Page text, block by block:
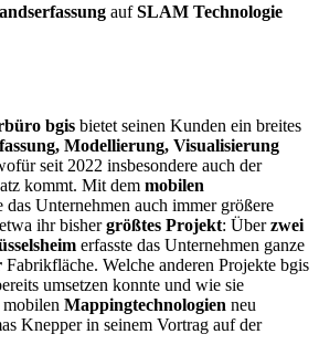
aufSLAM Technologie
bgis bietet seinen Kunden ein breites
Modellierung, Visualisierung
seit 2022 insbesondere auch der
kommt. Mit dem mobilen
das Unternehmen auch immer größere
ihr bishergrößtes Projekt: Überzwei
erfasste das Unternehmen ganze
Fabrikfläche. Welche anderen Projekte bgis
umsetzen konnte und wie sie
Mappingtechnologien neu
Knepper in seinem Vortrag auf der